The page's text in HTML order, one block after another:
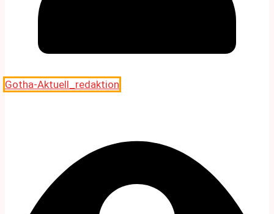
Gotha-Aktuell_redaktion